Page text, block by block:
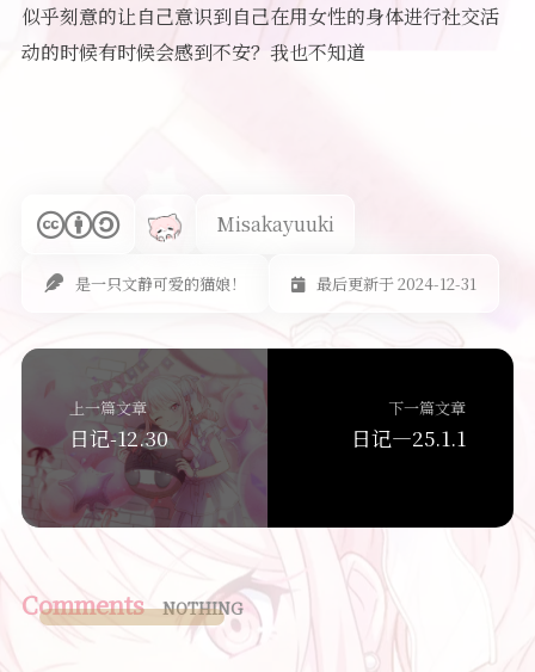
似乎刻意的让自己意识到自己在用女性的身体进行社交活
动的时候有时候会感到不安？我也不知道
Misakayuuki
是一只文静可爱的猫娘！ 最后更新于 2024-12-31
上一篇文章
日记-12.30
下一篇文章
日记—25.1.1
Comments NOTHING